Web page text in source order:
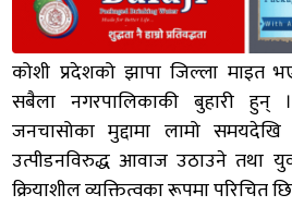
कोशी प्रदेशको झापा जिल्ला माइत
सबैला नगरपालिकाकी बुहारी हुन्
जनचासोका मुद्दामा लामो
उत्पीडनविरुद्ध आवाज उठाउने तथा
क्रियाशील व्यक्तित्वका रूपमा परिचित